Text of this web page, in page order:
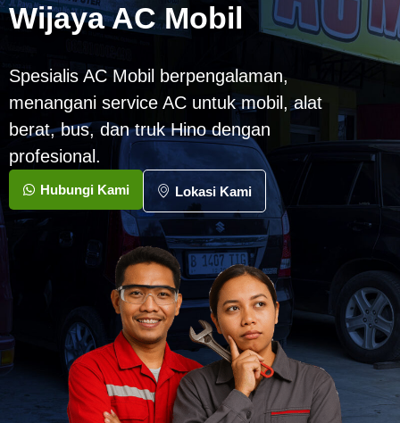
Wijaya AC Mobil
Spesialis AC Mobil berpengalaman,
menangani service AC untuk mobil, alat
berat, bus, dan truk Hino dengan
profesional.
Hubungi Kami Lokasi Kami